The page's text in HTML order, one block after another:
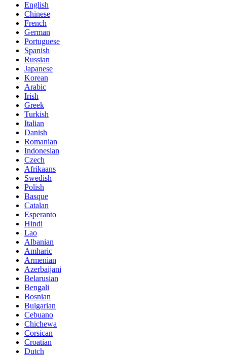
English
Chinese
French
German
Portuguese
Spanish
Russian
Japanese
Korean
Arabic
Irish
Greek
Turkish
Italian
Danish
Romanian
Indonesian
Czech
Afrikaans
Swedish
Polish
Basque
Catalan
Esperanto
Hindi
Lao
Albanian
Amharic
Armenian
Azerbaijani
Belarusian
Bengali
Bosnian
Bulgarian
Cebuano
Chichewa
Corsican
Croatian
Dutch